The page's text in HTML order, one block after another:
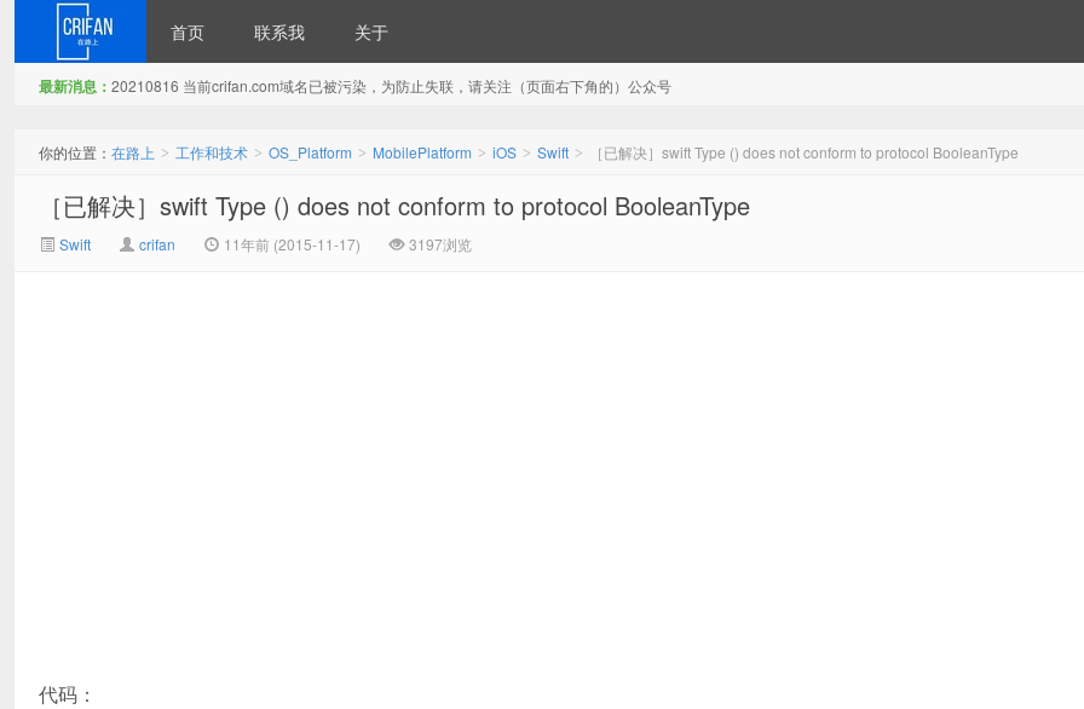
首页 联系我 关于
最新消息： 20210816 当前crifan.com域名已被污染，为防止失联，请关注（页面右下角的）公众号
你的位置： 在路上 > 工作和技术 > OS_Platform > MobilePlatform > iOS > Swift > ［已解决］swift Type () does not conform to protocol BooleanType
［已解决］swift Type () does not conform to protocol BooleanType
Swift crifan 11年前 (2015-11-17) 3197浏览
代码：